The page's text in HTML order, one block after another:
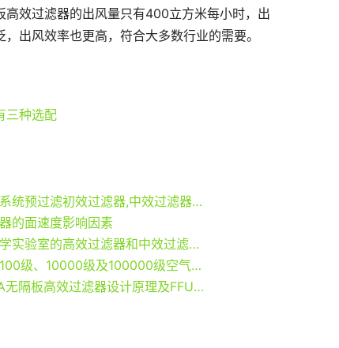
效过滤器的出风量只有400立方米每小时，出
出风效率也更高，符合大多数行业的需要。
三种选配
空调通风系统预过滤初效过滤器,中效过滤器及高效过滤器使用寿命
的面速度影响因素
微生物医学实验室的高效过滤器和中效过滤器要求
无尘车间100级、10000级及100000级空气过滤器净化处理
FFUHEPA无隔板高效过滤器设计原理及FFU初效过滤器过滤